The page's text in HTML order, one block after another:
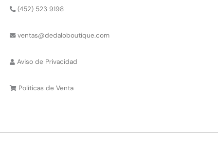
(452) 523 9198
ventas@dedaloboutique.com
Aviso de Privacidad
Políticas de Venta